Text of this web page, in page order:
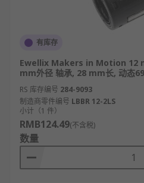
有库存
Ewellix Makers in Motion 12
mm外径 轴承, 28 mm长, 动态
RS 库存编号 284-9093
制造商零件编号 LBBR 12-2LS
小计（1 件）
RMB124.49(不含税)
数量